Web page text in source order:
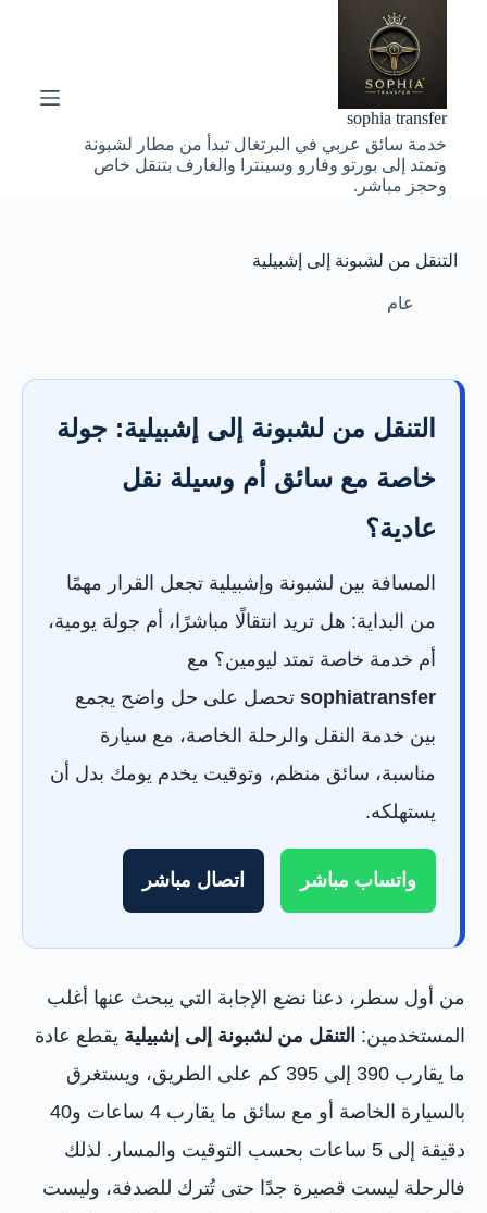
sophia transfer
خدمة سائق عربي في البرتغال تبدأ من مطار لشبونة
وتمتد إلى بورتو وفارو وسينترا والغارف بتنقل خاص
وحجز مباشر.
التنقل من لشبونة إلى إشبيلية
عام
التنقل من لشبونة إلى إشبيلية: جولة
خاصة مع سائق أم وسيلة نقل
عادية؟
المسافة بين لشبونة وإشبيلية تجعل القرار مهمًا
من البداية: هل تريد انتقالًا مباشرًا، أم جولة يومية،
أم خدمة خاصة تمتد ليومين؟ مع
sophiatransfer تحصل على حل واضح يجمع
بين خدمة النقل والرحلة الخاصة، مع سيارة
مناسبة، سائق منظم، وتوقيت يخدم يومك بدل أن
يستهلكه.
واتساب مباشر اتصال مباشر
من أول سطر، دعنا نضع الإجابة التي يبحث عنها أغلب
المستخدمين: التنقل من لشبونة إلى إشبيلية يقطع عادة
ما يقارب 390 إلى 395 كم على الطريق، ويستغرق
بالسيارة الخاصة أو مع سائق ما يقارب 4 ساعات و40
دقيقة إلى 5 ساعات بحسب التوقيت والمسار. لذلك
فالرحلة ليست قصيرة جدًا حتى تُترك للصدفة، وليست